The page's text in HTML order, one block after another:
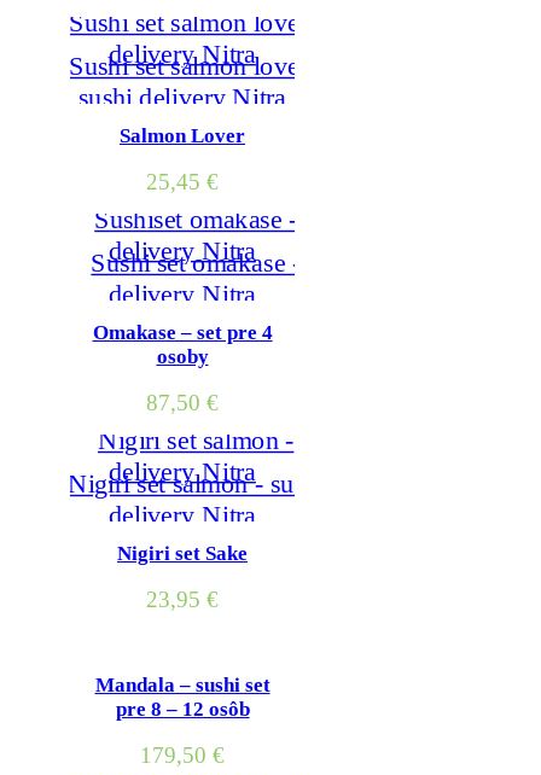
Salmon Lover
25,45 €
Omakase – set pre 4
osoby
87,50 €
Nigiri set Sake
23,95 €
Mandala – sushi set
pre 8 – 12 osôb
179,50 €